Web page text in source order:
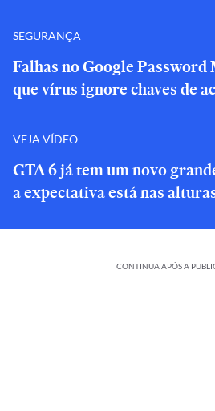
SEGURANÇA
Falhas no Google
que vírus ignore chaves de
VEJA VÍDEO
GTA 6 já tem um novo
a expectativa está nas
CONTINUA APÓS A